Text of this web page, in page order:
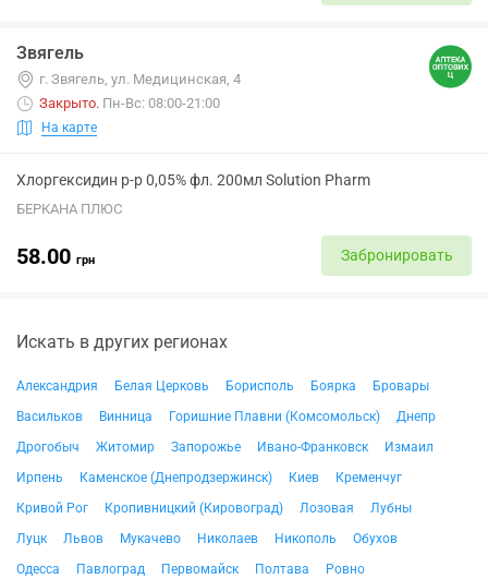
Звягель
г. Звягель, ул. Медицинская, 4
Закрыто. Пн-Вс: 08:00-21:00
На карте
Хлоргексидин р-р 0,05% фл. 200мл Solution Pharm
БЕРКАНА ПЛЮС
58.00 грн Забронировать
Искать в других регионах
Александрия Белая Церковь Борисполь Боярка
Бровары
Васильков
Винница Горишние Плавни (Комсомольск)
Днепр
Дрогобыч
Житомир Запорожье Ивано-Франковск
Измаил
Ирпень
Каменское (Днепродзержинск) Киев
Кременчуг
Кривой Рог
Кропивницкий (Кировоград) Лозовая
Лубны
Луцк
Львов Мукачево Николаев Никополь
Обухов
Одесса
Павлоград Первомайск Полтава
Ровно